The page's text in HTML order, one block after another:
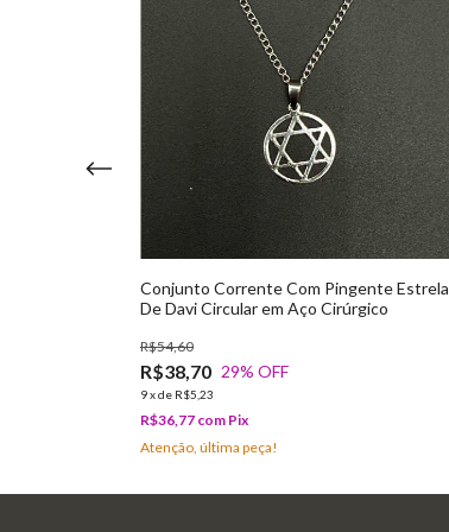
Conjunto Corrente Com Pingente Estrela
De Davi Circular em Aço Cirúrgico
R$38,70
R$54,60
29% OFF
9xde R$5,23
R$36,77 com Pix
Atenção, última peça!